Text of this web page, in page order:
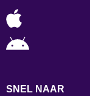
SNEL NAAR